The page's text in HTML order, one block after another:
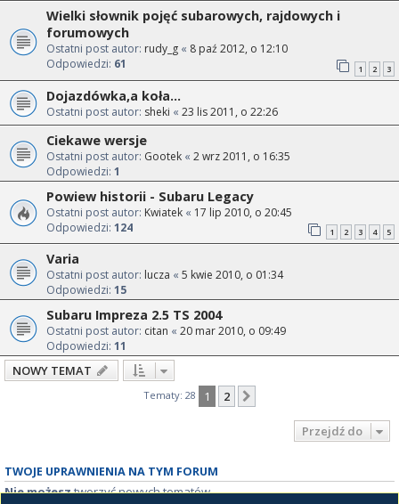
Wielki słownik pojęć subarowych, rajdowych i
forumowych
Ostatni post autor: rudy_g « 8 paź 2012, o 12:10
Odpowiedzi: 61 1 2 3
Dojazdówka,a koła...
Ostatni post autor: sheki « 23 lis 2011, o 22:26
Ciekawe wersje
Ostatni post autor: Gootek « 2 wrz 2011, o 16:35
Odpowiedzi: 1
Powiew historii - Subaru Legacy
Ostatni post autor: Kwiatek « 17 lip 2010, o 20:45
Odpowiedzi: 124 1 2 3 4 5
Varia
Ostatni post autor: lucza « 5 kwie 2010, o 01:34
Odpowiedzi: 15
Subaru Impreza 2.5 TS 2004
Ostatni post autor: citan « 20 mar 2010, o 09:49
Odpowiedzi: 11
NOWY TEMAT
Tematy: 28 1 2
Przejdź do
TWOJE UPRAWNIENIA NA TYM FORUM
Nie możesztworzyć nowych tematów